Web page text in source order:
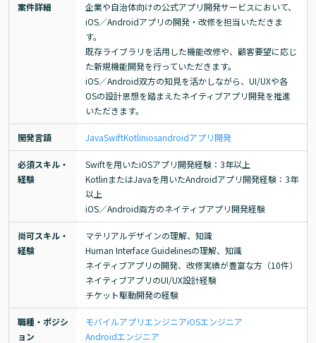
案件詳細
企業や自治体向けの公式アプリ開発サービスにおいて、
iOS／Androidアプリの開発・改修を担当いただきま
す。
既存ライブラリを活用した機能改修や、顧客要望に応じ
た新規機能開発を行っていただきます。
iOS／Android双方の知見を活かしながら、UI/UXや各
OSの設計思想を踏まえたネイティブアプリ開発を推進
いただきます。
開発言語 JavaSwiftKotliniosandroidアプリ開発
必須スキル・
経験
Swiftを用いたiOSアプリ開発経験：3年以上
KotlinまたはJavaを用いたAndroidアプリ開発経験：3年
以上
iOS／Android両方のネイティブアプリ開発経験
尚可スキル・
経験
マテリアルデザインの理解、知識
Human Interface Guidelinesの理解、知識
ネイティブアプリの開発、改修実績が豊富な方（10件）
ネイティブアプリのUI/UX設計経験
チケット駆動開発の経験
職種・ポジシ
ョン
モバイルアプリエンジニアiOSエンジニア
Androidエンジニア